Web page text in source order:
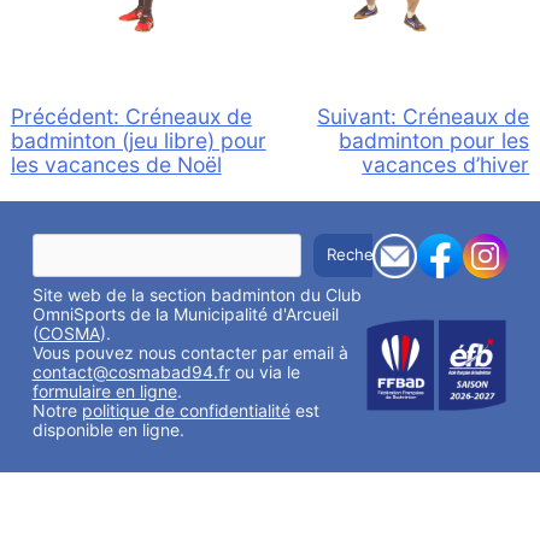
Navigation
de
l’article
Précédent: Créneaux de
badminton (jeu libre) pour
les vacances de Noël
Suivant: Créneaux de
badminton pour les
vacances d’hiver
R
c
h
e
r
c
h
e
r
Rechercher
Site web de la section badminton du Club
OmniSports de la Municipalité d'Arcueil
(COSMA).
Vous pouvez nous contacter par email à
contact@cosmabad94.frou via le
formulaire en ligne.
Notre politique de confidentialitéest
disponible en ligne.